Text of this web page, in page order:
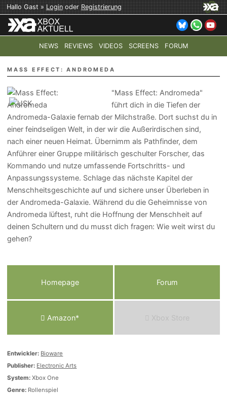
Hallo Gast »LoginoderRegistrierung
NEWS REVIEWS VIDEOS SCREENS FORUM
TOP-THEMEN: COD: MODERN WARFARE 4 HALO:
MASS EFFECT: ANDROMEDA
"Mass Effect: Andromeda"
führt dich in die Tiefen der
Andromeda-Galaxie fernab der Milchstraße. Dort suchst du in
einer feindseligen Welt, in der wir die Außerirdischen sind,
nach einer neuen Heimat. Übernimm als Pathfinder, dem
Anführer einer Gruppe militärisch geschulter Forscher, das
Kommando und nutze umfassende Fortschritts- und
Anpassungssysteme. Schlage das nächste Kapitel der
Menschheitsgeschichte auf und sichere unser Überleben in
der Andromeda-Galaxie. Während du die Geheimnisse von
Andromeda lüftest, ruht die Hoffnung der Menschheit auf
deinen Schultern und du musst dich fragen: Wie weit wirst du
gehen?
Homepage Forum
Amazon* Xbox Store
Entwickler: Bioware
Publisher: Electronic Arts
System: Xbox One
Genre: Rollenspiel